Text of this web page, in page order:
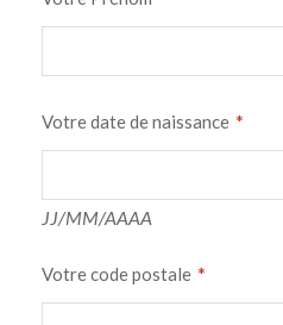
Votre date de naissance *
JJ/MM/AAAA
Votre code postale *